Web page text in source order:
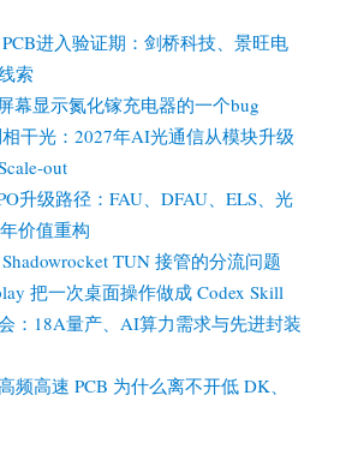
进入验证期：剑桥科技、景旺电
索
幕显示氮化镓充电器的一个bug
干光：2027年AI光通信从模块升级
out
升级路径：FAU、DFAU、ELS、光
价值重构
TUN 接管的分流问题
把一次桌面操作做成 Codex Skill
：18A量产、AI算力需求与先进封装
频高速 PCB 为什么离不开低 DK、